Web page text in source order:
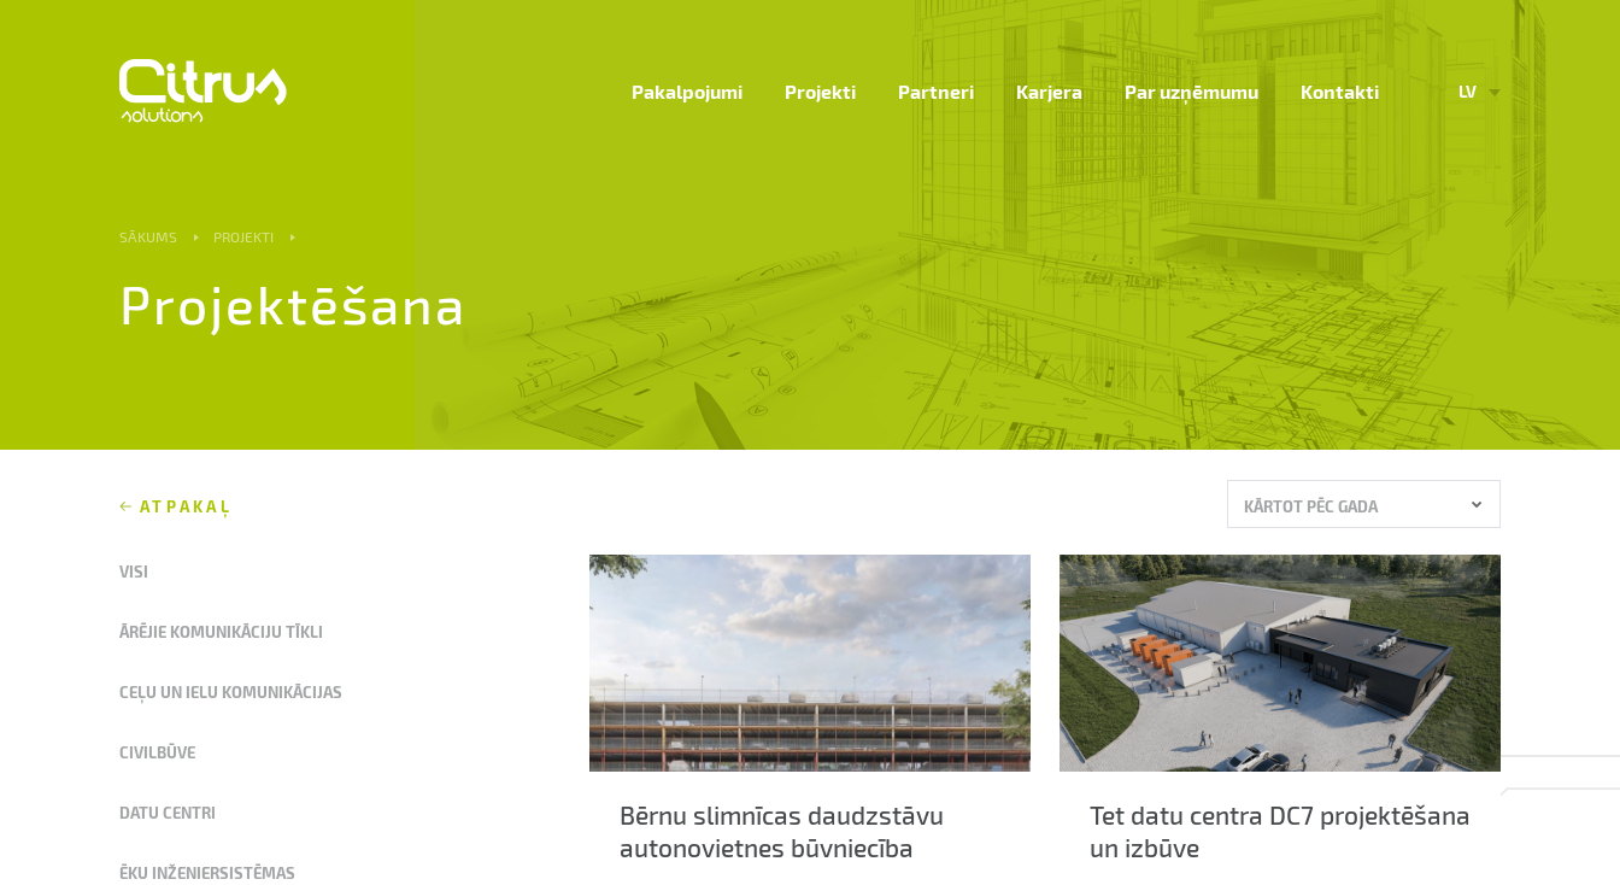
LV
Pakalpojumi Projekti Partneri Karjera Par uzņēmumu Kontakti
SĀKUMS PROJEKTI
Projektēšana
ATPAKAĻ KĀRTOT PĒC GADA
VISI
ĀRĒJIE KOMUNIKĀCIJU TĪKLI
CEĻU UN IELU KOMUNIKĀCIJAS
CIVILBŪVE
DATU CENTRI
ĒKU INŽENIERSISTĒMAS
Bērnu slimnīcas daudzstāvu
autonovietnes būvniecība
Tet datu centra DC7 projektēšana
un izbūve